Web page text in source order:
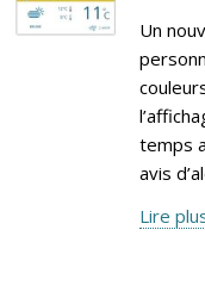
Un
temps
avis
Lire